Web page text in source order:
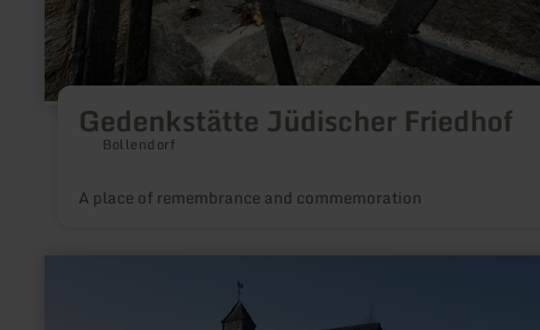
Gedenkstätte Jüdischer Friedhof
Bollendorf
A place of remembrance and commemoration